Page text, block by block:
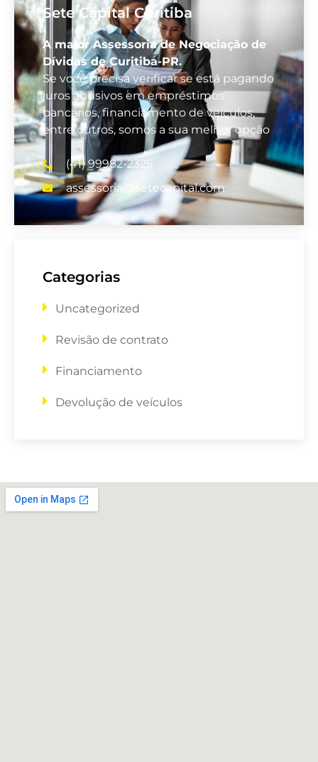
Sete Capital Curitiba
A maior Assessoria de Negociação de
Dívidas de Curitiba-PR.
Se você precisa verificar se está pagando
juros abusivos em empréstimos
bancários, financiamento de veículos,
entre outros, somos a sua melhor opção
(41) 99982-2325
assessoria@setecapital.com
Categorias
Uncategorized
Revisão de contrato
Financiamento
Devolução de veículos